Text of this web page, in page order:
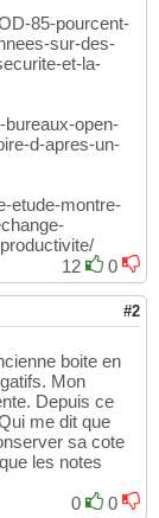
85-pourcent-
sur-des-
et-la-
bureaux-open-
d-apres-un-
etude-montre-
12
0
#2
boite en
Mon
Depuis ce
me dit que
sa cote
les notes
0
0